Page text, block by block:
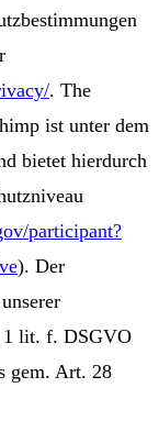
. The
ist unter dem
bietet hierdurch
participant?
). Der
1 lit. f. DSGVO
gem. Art. 28